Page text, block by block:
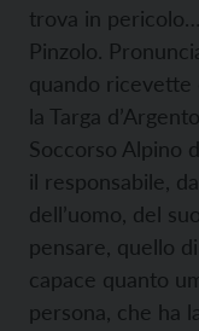
trova in
Pinzolo.
quando ricevette
la Targa
Soccorso Alpino
il responsabile,
dell’uomo, del
pensare, quello
capace quanto
persona, che ha